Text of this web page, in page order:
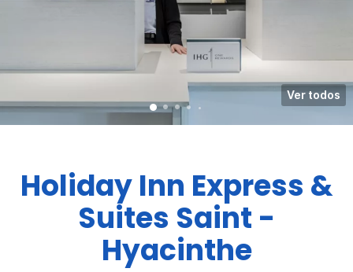
Ver todos
Holiday Inn Express &
Suites Saint -
Hyacinthe